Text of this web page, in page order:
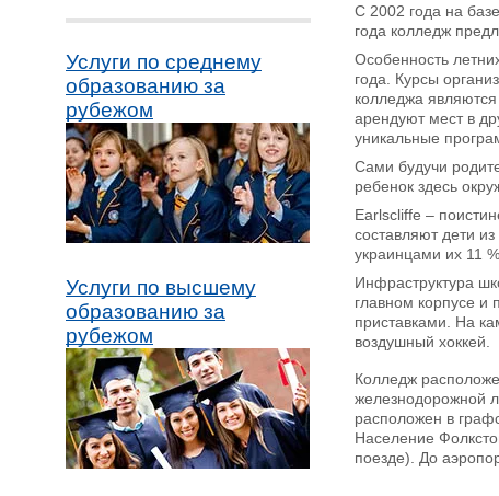
Услуги по среднему
образованию за
рубежом
Услуги по высшему
образованию за
рубежом
С 2002 года на
года колледж
Особенность
года. Курсы
колледжа
арендуют мест в
уникальные
Сами будучи
ребенок здесь
Earlscliffe –
составляют дети
украинцами их 11 %.
Инфраструктура
главном корпусе и
приставками. На
воздушный хоккей.
Колледж
железнодорожной
расположен в
Население
поезде). До